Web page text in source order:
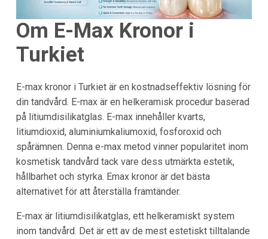
Om E-Max Kronor i
Turkiet
E-max kronor i Turkiet är en kostnadseffektiv lösning för
din tandvård. E-max är en helkeramisk procedur baserad
på litiumdisilikatglas. E-max innehåller kvarts,
litiumdioxid, aluminiumkaliumoxid, fosforoxid och
spårämnen. Denna e-max metod vinner popularitet inom
kosmetisk tandvård tack vare dess utmärkta estetik,
hållbarhet och styrka. Emax kronor är det bästa
alternativet för att återställa framtänder.
E-max är litiumdisilikatglas, ett helkeramiskt system
inom tandvård. Det är ett av de mest estetiskt tilltalande